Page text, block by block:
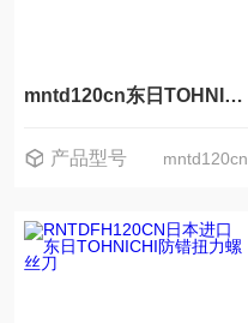
mntd120cn东日TOHNICHI预置式标记防错扭力螺丝刀
产品型号 mntd120cn